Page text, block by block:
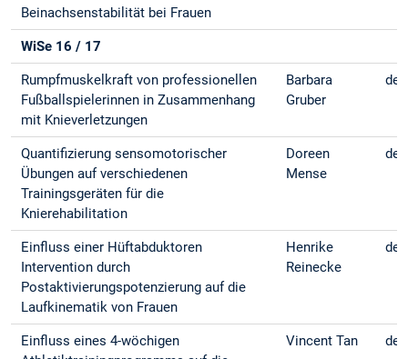
Beinachsenstabilität bei Frauen
WiSe 16 / 17
Rumpfmuskelkraft von professionellen
Fußballspielerinnen in Zusammenhang
mit Knieverletzungen
Barbara
Gruber
Quantifizierung sensomotorischer
Übungen auf verschiedenen
Trainingsgeräten für die
Knierehabilitation
Doreen
Mense
Einfluss einer Hüftabduktoren
Intervention durch
Postaktivierungspotenzierung auf die
Laufkinematik von Frauen
Henrike
Reinecke
Einfluss eines 4-wöchigen
Vincent Tan